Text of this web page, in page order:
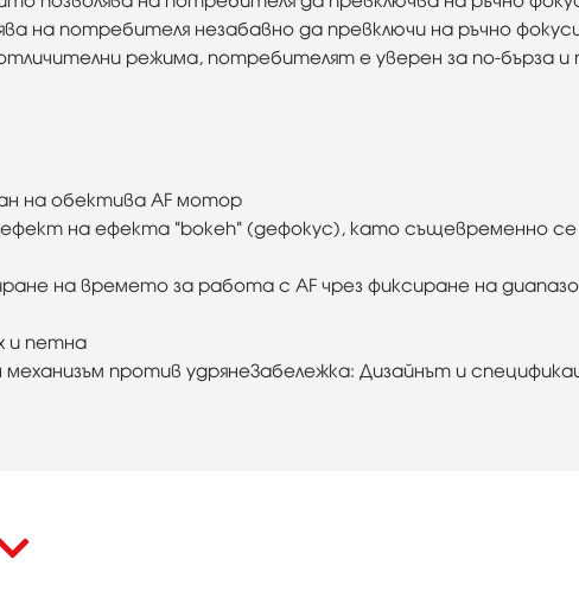
на потребителя незабавно да превключи на ръчно
режима, потребителят е уверен за по-бърза
на обектива AF мотор
на ефекта "bokeh" (дефокус), като същевременно
на времето за работа с AF чрез фиксиране на
и петна
против удрянеЗабележка: Дизайнът и